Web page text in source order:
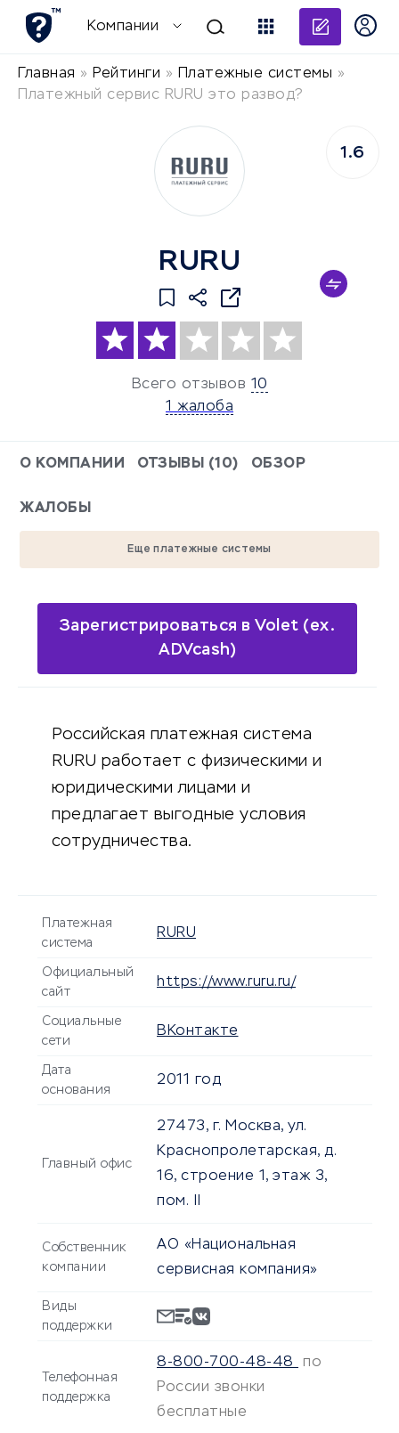
Компании
Главная » Рейтинги » Платежные системы »
Платежный сервис RURU это развод?
RURU
Всего отзывов 10
1 жалоба
1.6
О КОМПАНИИ ОТЗЫВЫ (10) ОБЗОР
ЖАЛОБЫ
Еще платежные системы
Зарегистрироваться в Volet (ex.
ADVcash)
Российская платежная система
RURU работает с физическими и
юридическими лицами и
предлагает выгодные условия
сотрудничества.
Платежная
система
RURU
Официальный
сайт
https://www.ruru.ru/
Социальные
сети
ВКонтакте
Дата
основания
2011 год
Главный офис
27473, г. Москва, ул.
Краснопролетарская, д.
16, строение 1, этаж 3,
пом. II
Собственник
компании
АО «Национальная
сервисная компания»
Виды
поддержки
Телефонная
поддержка
8-800-700-48-48
по
России звонки
бесплатные